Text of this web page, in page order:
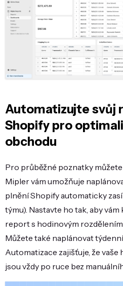
Automatizujte svůj
Shopify pro
obchodu
Pro průběžné poznatky
Mipler vám umožňuje
plnění Shopify automaticky
týmu). Nastavte ho tak, aby
report s hodinovým
Můžete také naplánovat
Automatizace zajišťuje, že
jsou vždy po ruce bez